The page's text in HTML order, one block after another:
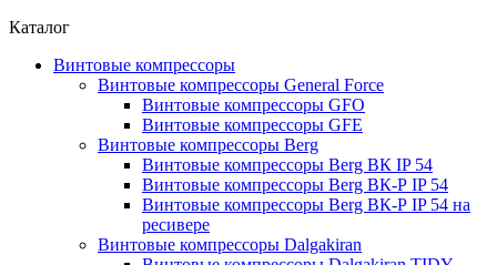
Каталог
Винтовые компрессоры
Винтовые компрессоры General Force
Винтовые компрессоры GFO
Винтовые компрессоры GFE
Винтовые компрессоры Berg
Винтовые компрессоры Berg ВК IP 54
Винтовые компрессоры Berg ВК-Р IP 54
Винтовые компрессоры Berg ВК-Р IP 54 на
ресивере
Винтовые компрессоры Dalgakiran